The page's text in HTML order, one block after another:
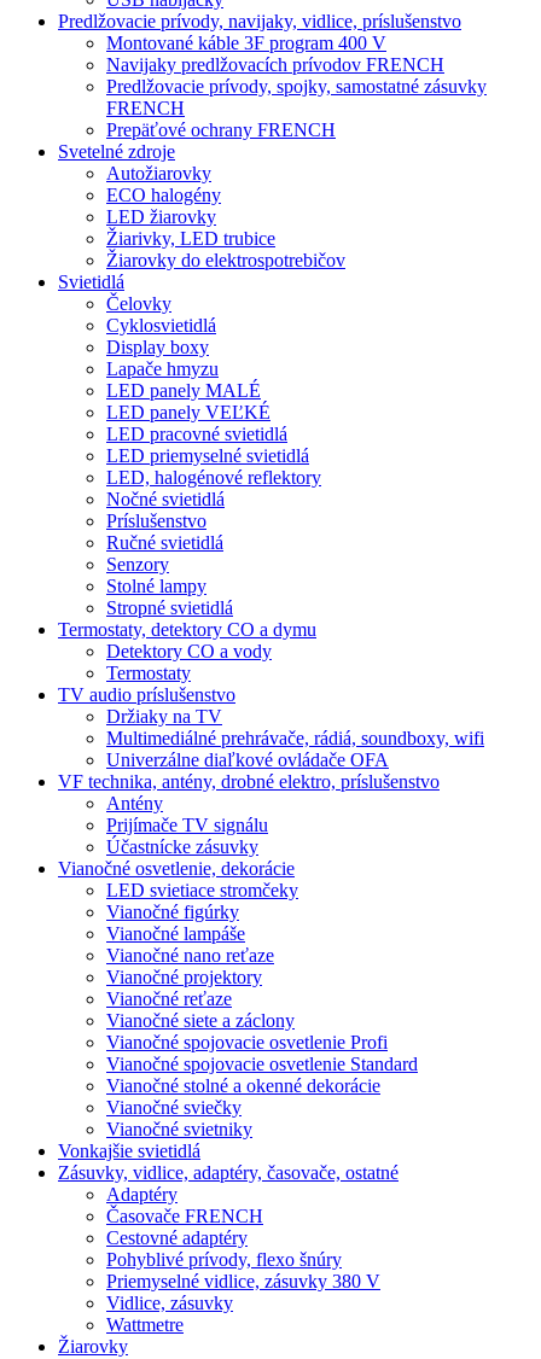
Predlžovacie prívody, navijaky, vidlice, príslušenstvo
Montované káble 3F program 400 V
Navijaky predlžovacích prívodov FRENCH
Predlžovacie prívody, spojky, samostatné zásuvky
FRENCH
Prepäťové ochrany FRENCH
Svetelné zdroje
Autožiarovky
ECO halogény
LED žiarovky
Žiarivky, LED trubice
Žiarovky do elektrospotrebičov
Svietidlá
Čelovky
Cyklosvietidlá
Display boxy
Lapače hmyzu
LED panely MALÉ
LED panely VEĽKÉ
LED pracovné svietidlá
LED priemyselné svietidlá
LED, halogénové reflektory
Nočné svietidlá
Príslušenstvo
Ručné svietidlá
Senzory
Stolné lampy
Stropné svietidlá
Termostaty, detektory CO a dymu
Detektory CO a vody
Termostaty
TV audio príslušenstvo
Držiaky na TV
Multimediálné prehrávače, rádiá, soundboxy, wifi
Univerzálne diaľkové ovládače OFA
VF technika, antény, drobné elektro, príslušenstvo
Antény
Prijímače TV signálu
Účastnícke zásuvky
Vianočné osvetlenie, dekorácie
LED svietiace stromčeky
Vianočné figúrky
Vianočné lampáše
Vianočné nano reťaze
Vianočné projektory
Vianočné reťaze
Vianočné siete a záclony
Vianočné spojovacie osvetlenie Profi
Vianočné spojovacie osvetlenie Standard
Vianočné stolné a okenné dekorácie
Vianočné sviečky
Vianočné svietniky
Vonkajšie svietidlá
Zásuvky, vidlice, adaptéry, časovače, ostatné
Adaptéry
Časovače FRENCH
Cestovné adaptéry
Pohyblivé prívody, flexo šnúry
Priemyselné vidlice, zásuvky 380 V
Vidlice, zásuvky
Wattmetre
Žiarovky